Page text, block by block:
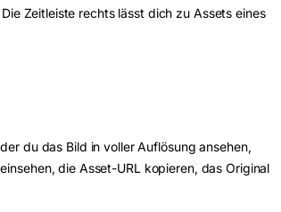
Zeitleiste rechts lässt dich zu Assets eines
du das Bild in voller Auflösung ansehen,
die Asset-URL kopieren, das Original